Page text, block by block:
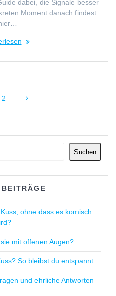
dabei, die Signale besser
Moment danach findest
Seite
2
Suchen
ohne dass es komisch
mit offenen Augen?
So bleibst du entspannt
und ehrliche Antworten